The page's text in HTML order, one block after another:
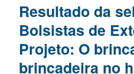
Resultado da
Bolsistas de
Projeto: O
brincadeira no